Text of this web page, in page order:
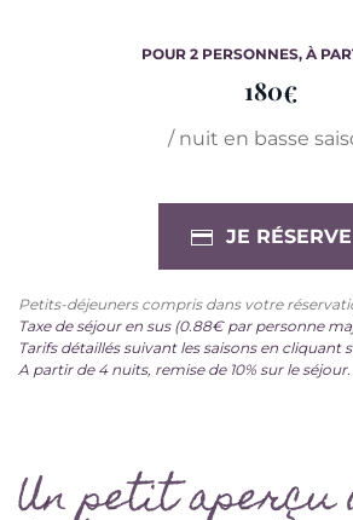
POUR 2 PERSONNES, À
180€
/ nuit en basse
JE RÉSERVE
Petits-déjeuners compris dans votre
Taxe de séjour en sus (0.88€ par personne
Tarifs détaillés suivant les saisons en cliquant
A partir de 4 nuits, remise de 10% sur le séjour.
Un petit aperçu